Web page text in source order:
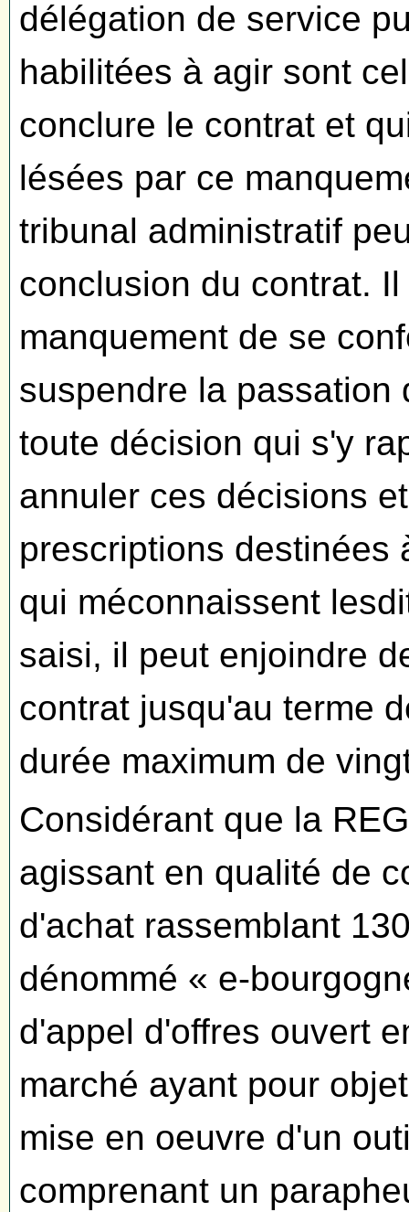
délégation de service
habilitées à agir sont
conclure le contrat et
lésées par ce
tribunal administratif
conclusion du contrat.
manquement de se
suspendre la passation
toute décision qui s'y
annuler ces décisions
prescriptions destinées
qui méconnaissent
saisi, il peut enjoindre
contrat jusqu'au terme
durée maximum de
Considérant que la
agissant en qualité de
d'achat rassemblant
dénommé « e-
d'appel d'offres ouvert
marché ayant pour
mise en oeuvre d'un
comprenant un